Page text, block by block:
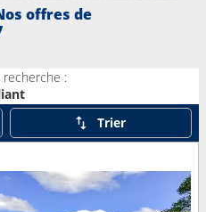
offres de
:
Trier